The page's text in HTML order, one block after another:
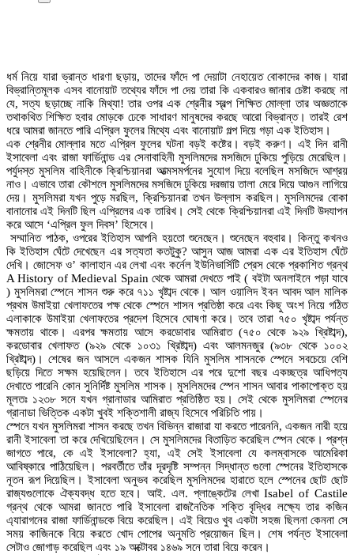
ধর্ম নিয়ে যারা ভ্রান্ত ধারণা ছড়ায়, তাদের ফাঁদে পা দেয়াটা নেহায়েত বোকাদের কাজ। যারা
বিভ্রান্তিমূলক এসব বানোয়াট তথ্যের ফাঁদে পা দেয় তারা কি একবারও জানার চেষ্টা করছে না
যে, সত্য ছড়াচ্ছে নাকি মিথ্যা! তার ওপর এক শ্রেনীর স্বল্প শিক্ষিত মোল্লা তার অজ্ঞতাকে
তথাকথিত শিক্ষিত হবার মোড়কে ঢেকে সাধারণ মানুষদের করছে আরো বিভ্রান্ত। তারই রেশ
ধরে আমরা জানতে পারি এপ্রিল ফুলের মিথ্যে এবং বানোয়াট গল্প দিয়ে গড়া এক ইতিহাস।
এক শ্রেনীর মোল্লার মতে এপ্রিল ফুলের ঘটনা বড়ই কষ্টের। বড়ই করুণ। এই দিন রানী
ইসাবেলা এবং রাজা ফার্ডিনান্ড এর সেনাবাহিনী মুসলিমদের মসজিদে ঢুকিয়ে পুড়িয়ে মেরেছিল।
পর্যুদস্ত মুসলিম বাহিনীকে ক্রিশ্চিয়ানরা আত্মসমর্পনের সুযোগ দিয়ে বলেছিল মসজিদে আশ্রয়
নাও। এভাবে তারা কৌশলে মুসলিমদের মসজিদে ঢুকিয়ে দরজায় তালা মেরে দিয়ে আগুন লাগিয়ে
দেয়। মুসলিমরা যখন পুড়ে মরছিল, ক্রিশ্চিয়ানরা তখন উল্লাস করছিল। মুসলিমদের বোকা
বানানোর এই দিনটি ছিল এপ্রিলের এক তারিখ। সেই থেকে ক্রিশ্চিয়ানরা এই দিনটি উদযাপন
করে আসে ‘এপ্রিল ফুল দিবস’ হিসেবে।
সম্মানিত পাঠক, ওপরের ইতিহাস আপনি হয়তো শুনেছেন। শুনেছেন বহুবার। কিন্তু কখনও
কি ইতিহাস ঘেঁটে দেখেছেন এর সত্যতা কতটুকু? আসুন আজ আমরা এক এর ইতিহাস ঘেঁটে
দেখি। জোসেফ ও’ কালাহান এর লেখা এবং কর্নেল ইউনিভার্সিটি প্রেস থেকে প্রকাশিত গ্রন্থ
A History of Medieval Spain থেকে আমরা দেখতে পাই ( বইটা অনলাইনে পড়া যাবে
) মুসলিমরা স্পেনে শাসন শুরু করে ৭১১ খৃষ্টাব্দ থেকে। আল ওয়ালিদ ইবন আবদ আল মালিক
প্রথম উমাইয়া খেলাফতের পক্ষ থেকে স্পেনে শাসন প্রতিষ্ঠা করে এবং কিছু অংশ নিয়ে গঠিত
এলাকাকে উমাইয়া খেলাফতের প্রদেশ হিসেবে ঘোষণা করে। তবে তারা ৭৫০ খৃষ্টাব্দ পর্যন্ত
ক্ষমতায় থাকে। এরপর ক্ষমতায় আসে করডোবার আমিরাত (৭৫০ থেকে ৯২৯ খ্রিষ্টাব্দ),
করডোবার খেলাফত (৯২৯ থেকে ১০৩১ খ্রিষ্টাব্দ) এবং আলমনজুর (৯৩৮ থেকে ১০০২
খ্রিষ্টাব্দ)। শেষের জন আসলে একজন শাসক যিনি মুসলিম শাসনকে স্পেনে সবচেয়ে বেশি
ছড়িয়ে দিতে সক্ষম হয়েছিলেন। তবে ইতিহাসে এর পরে দুশো বছর একচ্ছত্র আধিপত্য
দেখাতে পারেনি কোন সুনির্দিষ্ট মুসলিম শাসক। মুসলিমদের স্পেন শাসন আবার পাকাপোক্ত হয়
মূলতঃ ১২৩৮ সনে যখন গ্রানাডার আমিরাত প্রতিষ্ঠিত হয়। সেই থেকে মুসলিমরা স্পেনের
গ্রানাডা ভিত্তিক একটা খুবই শক্তিশালী রাজ্য হিসেবে পরিচিতি পায়।
স্পেনে যখন মুসলিমরা শাসন করছে তখন বিভিন্ন রাজারা যা করতে পারেননি, একজন নারী হয়ে
রানী ইসাবেলা তা করে দেখিয়েছিলেন। সে মুসলিমদের বিতাড়িত করেছিল স্পেন থেকে। প্রশ্ন
জাগতে পারে, কে এই ইসাবেলা? হ্যা, এই সেই ইসাবেলা যে কলম্বাসকে আমেরিকা
আবিষ্কারে পাঠিয়েছিল। পরবর্তীতে তাঁর দূরদৃষ্টি সম্পন্ন সিদ্ধান্ত গুলো স্পেনের ইতিহাসকে
নূতন রূপ দিয়েছিল। ইসাবেলা অনুভব করেছিল মুসলিমদের হারাতে হলে স্পেনের ছোট ছোট
রাজ্যগুলোকে ঐক্যবদ্ধ হতে হবে। আই. এল. প্লাঙ্কেটের লেখা Isabel of Castile
গ্রন্থ থেকে আমরা জানতে পারি ইসাবেলা রাজনৈতিক শক্তি বৃদ্ধির লক্ষ্যে তার কজিন
এ্যারাগনের রাজা ফার্ডিনান্ডকে বিয়ে করেছিল। এই বিয়েও খুব একটা সহজ ছিলনা কেননা সে
সময় কাজিনকে বিয়ে করতে খোদ পোপের অনুমতি প্রয়োজন ছিল। শেষ পর্যন্ত ইসাবেলা
সেটাও জোগাড় করেছিল এবং ১৯ অক্টোবর ১৪৬৯ সনে তারা বিয়ে করেন।